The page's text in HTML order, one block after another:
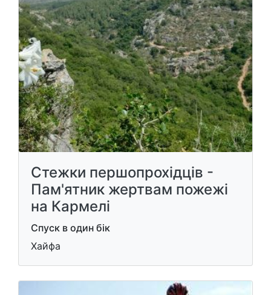
Стежки першопрохідців -
Пам'ятник жертвам пожежі
на Кармелі
Спуск в один бік
Хайфа